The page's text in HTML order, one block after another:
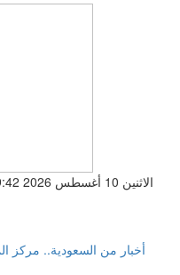
الاثنين 10 أغسطس 2026 09:42 مساءً